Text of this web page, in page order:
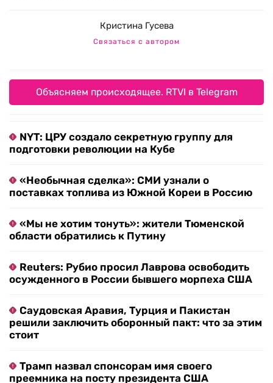
Кристина Гусева
Связаться с автором
Объясняем происходящее. RTVI в Telegram
NYT: ЦРУ создало секретную группу для
подготовки революции на Кубе
«Необычная сделка»: СМИ узнали о
поставках топлива из Южной Кореи в Россию
«Мы не хотим тонуть»: жители Тюменской
области обратились к Путину
Reuters: Рубио просил Лаврова освободить
осужденного в России бывшего морпеха США
Саудовская Аравия, Турция и Пакистан
решили заключить оборонный пакт: что за этим
стоит
Трамп назвал спонсорам имя своего
преемника на посту президента США